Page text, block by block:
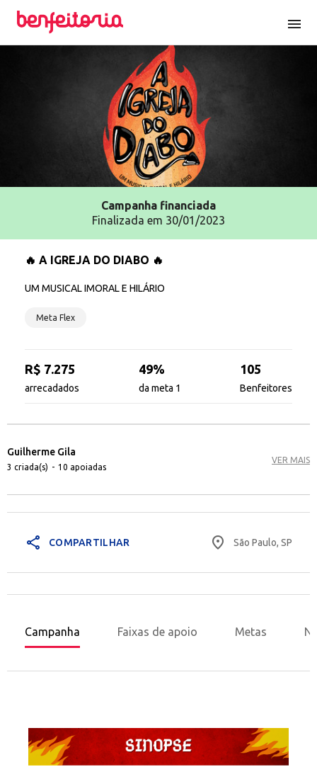
menu
Campanha financiada
Finalizada em 30/01/2023
🔥 A IGREJA DO DIABO 🔥
UM MUSICAL IMORAL E HILÁRIO
Meta Flex
R$ 7.275
arrecadados
49%
da meta 1
105
Benfeitores
Guilherme Gila
3 criada(s) - 10 apoiadas
VER MAIS
share COMPARTILHAR place São Paulo, SP
Campanha Faixas de apoio Metas